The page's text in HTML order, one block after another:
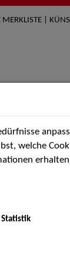
MERKLISTE |
uns
welche
erhalten
Statistik